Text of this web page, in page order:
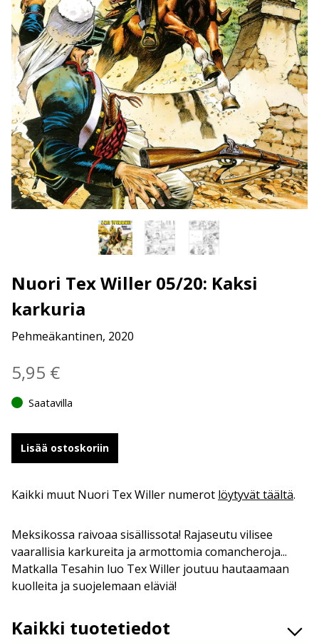
Nuori Tex Willer 05/20: Kaksi
karkuria
Pehmeäkantinen, 2020
5,95 €
Saatavilla
Lisää ostoskoriin
Kaikki muut Nuori Tex Willer numerot löytyvät täältä.
Meksikossa raivoaa sisällissota! Rajaseutu vilisee
vaarallisia karkureita ja armottomia comancheroja...
Matkalla Tesahin luo Tex Willer joutuu hautaamaan
kuolleita ja suojelemaan eläviä!
Kaikki tuotetiedot